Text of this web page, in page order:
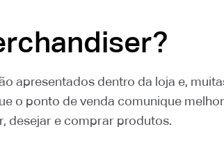
apresentados dentro da loja e,
o ponto de venda comunique
desejar e comprar produtos.